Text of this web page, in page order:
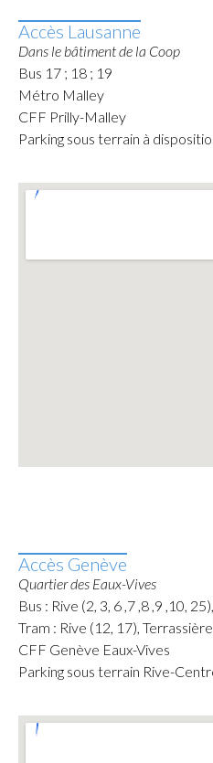
Accès Lausanne
Dans le bâtiment de la Coop
Bus 17 ; 18 ; 19
Métro Malley
CFF Prilly-Malley
Parking sous terrain à
Accès Genève
Quartier des Eaux-Vives
Bus : Rive (2, 3, 6 ,7 ,8 ,9 ,10,
Tram : Rive (12, 17),
CFF Genève Eaux-Vives
Parking sous terrain Rive-